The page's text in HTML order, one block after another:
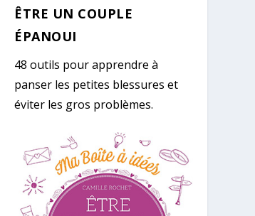
ÊTRE UN COUPLE
ÉPANOUI
48 outils pour apprendre à
panser les petites blessures et
éviter les gros problèmes.